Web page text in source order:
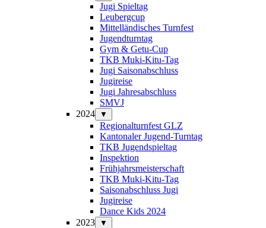
Jugi Spieltag
Leubergcup
Mittelländisches Turnfest
Jugendturntag
Gym & Getu-Cup
TKB Muki-Kitu-Tag
Jugi Saisonabschluss
Jugireise
Jugi Jahresabschluss
SMVJ
2024
▼
Regionalturnfest GLZ
Kantonaler Jugend-Turntag
TKB Jugendspieltag
Inspektion
Frühjahrsmeisterschaft
TKB Muki-Kitu-Tag
Saisonabschluss Jugi
Jugireise
Dance Kids 2024
2023
▼